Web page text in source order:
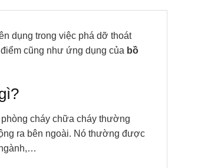
dụng trong việc phá dỡ thoát
cũng như ứng dụng của bồ
cháy chữa cháy thường
ra bên ngoài. Nó thường được